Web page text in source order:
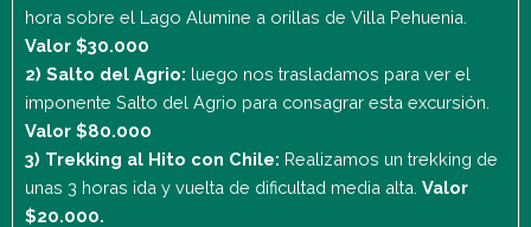
hora sobre el Lago Alumine a orillas de Villa Pehuenia.
Valor $30.000
2) Salto del Agrio: luego nos trasladamos para ver el
imponente Salto del Agrio para consagrar esta excursión.
Valor $80.000
3) Trekking al Hito con Chile: Realizamos un trekking de
unas 3 horas ida y vuelta de dificultad media alta. Valor
$20.000.